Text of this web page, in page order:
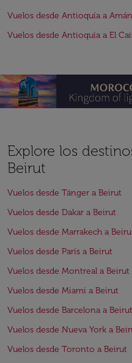
Vuelos desde Antioquía a Amán
Vuelos desde Antioquía a El
Explore los
Beirut
Vuelos desde Tánger a Beirut
Vuelos desde Dakar a Beirut
Vuelos desde Marrakech a
Vuelos desde París a Beirut
Vuelos desde Montreal a Beirut
Vuelos desde Miami a Beirut
Vuelos desde Barcelona a Beirut
Vuelos desde Nueva York a
Vuelos desde Toronto a Beirut